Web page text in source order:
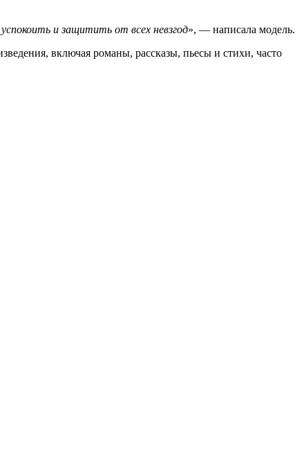
и защитить от всех невзгод», — написала модель.
включая романы, рассказы, пьесы и стихи, часто